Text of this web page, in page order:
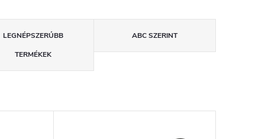
LEGNÉPSZERŰBB
TERMÉKEK
ABC SZERINT